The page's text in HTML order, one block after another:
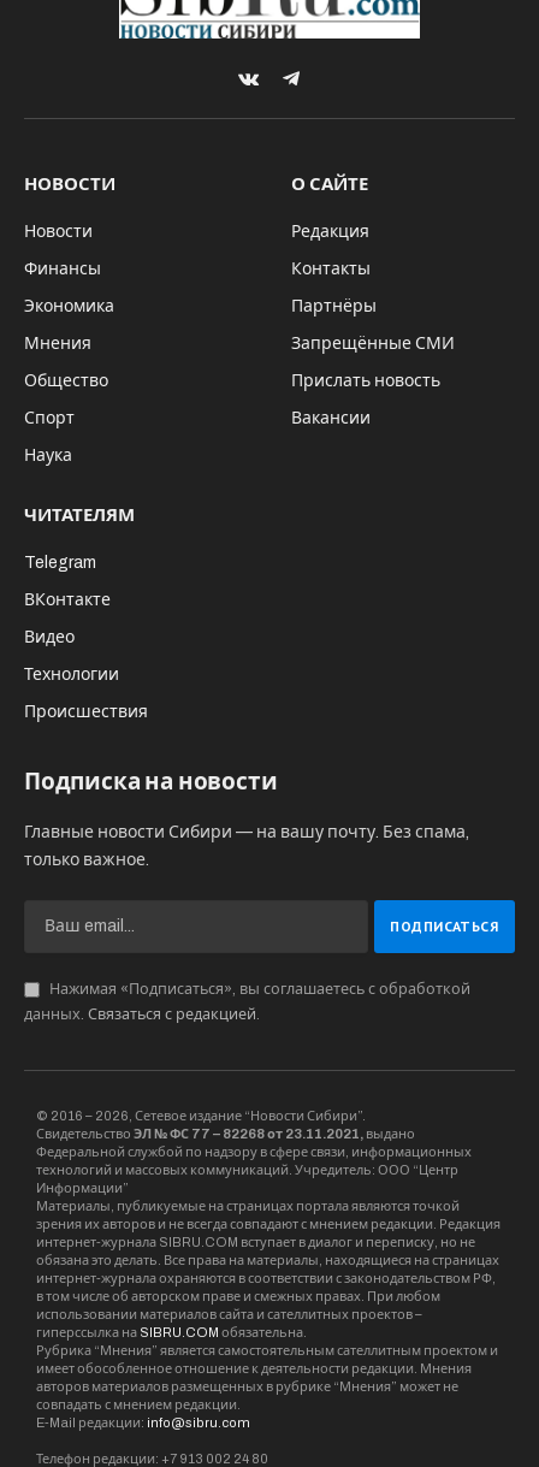
Комментариев нет 4 Mins Read
партии «Справедливая Россия – Патриоты – За правду» на
определенной поддержкой властей в
Новосибирской области, об этом
свидетельствует состоявшаяся встреча
лидера партии Сергея Миронова с
губернатором Новосибирской области
чиновниками. Более того, Миронов
региона конфликтов – по строительству
мусорного полигона, проекту
Академгородок2.0. С губернатором , по
данным пресс-службы, обсуждалась
пандемией, ход вакцинации, развитие
особенности предвыборной политической
кампании 2021 года в преддверии единого
дня голосования.
На встрече с жителями села Плотниково, где
планируют построить мусорный полигон и
мусороперерабатывающий завод, Миронов
сходу пообещал помощь. «Надеюсь, что
отобьем участок», – обнадежил он
потенциальных избирателей. Жители
рассказали политику, что под их обращением